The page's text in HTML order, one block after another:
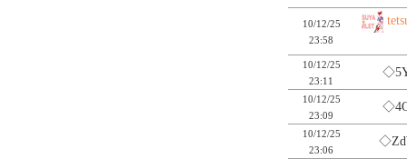
10/12/25
23:58
10/12/25
23:11
10/12/25
23:09
10/12/25
23:06